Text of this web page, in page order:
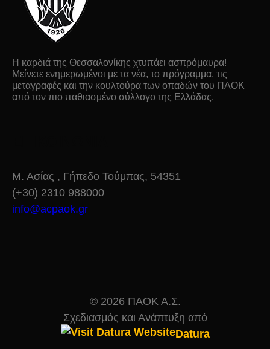
Η καρδιά της Θεσσαλονίκης χτυπάει ασπρόμαυρα!
Μείνετε ενημερωμένοι με τα νέα, το πρόγραμμα, τις
μεταγραφές και την κουλτούρα των οπαδών του ΠΑΟΚ
από τον πιο παθιασμένο σύλλογο της Ελλάδας.
Μ. Ασίας , Γήπεδο Τούμπας, 54351
(+30) 2310 988000
info@acpaok.gr
© 2026 ΠΑΟΚ Α.Σ.
Σχεδιασμός και Ανάπτυξη από
Datura